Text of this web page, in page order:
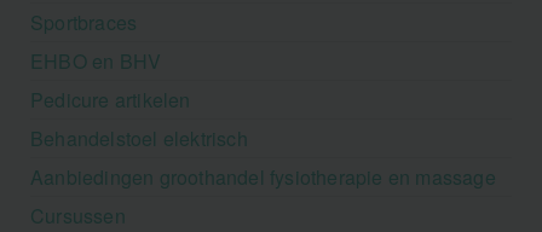
Sportbraces
EHBO en BHV
Pedicure artikelen
Behandelstoel elektrisch
Aanbiedingen groothandel fysiotherapie en massage
Cursussen